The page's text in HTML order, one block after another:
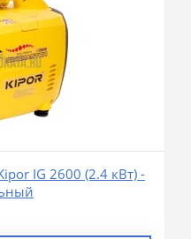
IG 2600 (2.4 кВт) -